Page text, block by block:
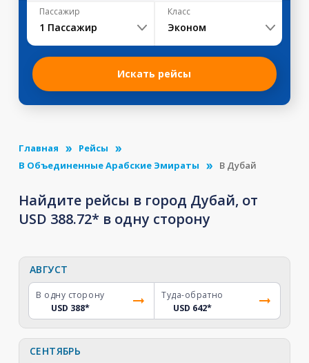
Пассажир
1 Пассажир
Класс
Эконом
Искать рейсы
Главная
Рейсы
В Объединенные Арабские Эмираты
В Дубай
Найдите рейсы в город Дубай, от
USD 388.72* в одну сторону
АВГУСТ
В одну сторону
USD 388*
Туда-обратно
USD 642*
СЕНТЯБРЬ